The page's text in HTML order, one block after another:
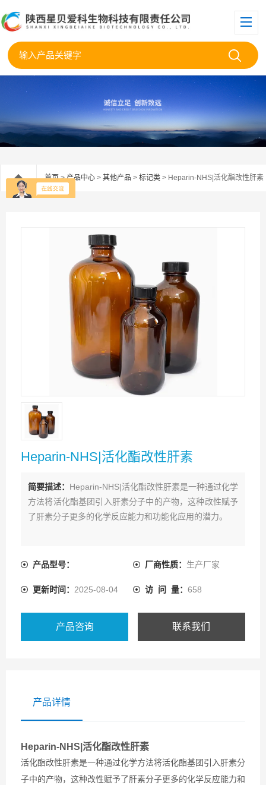
首页>产品中心 > 其他产品 > 标记类 > Heparin-NHS|活化酯改性肝素
Heparin-NHS|活化酯改性肝素
简要描述： Heparin-NHS|活化酯改性肝素是一种通过化学
方法将活化酯基团引入肝素分子中的产物，这种改性赋予
了肝素分子更多的化学反应能力和功能化应用的潜力。
产品型号： 厂商性质： 生产厂家
更新时间： 2025-08-04 访 问 量： 658
产品咨询 联系我们
产品详情
Heparin-NHS|活化酯改性肝素
活化酯改性肝素是一种通过化学方法将活化酯基团引入肝素分
子中的产物，这种改性赋予了肝素分子更多的化学反应能力和